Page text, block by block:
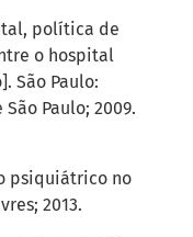
política de
o hospital
São Paulo:
Paulo; 2009.
psiquiátrico no
2013.